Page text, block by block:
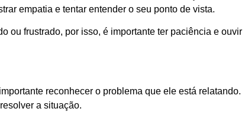
empatia e tentar entender o seu ponto de vista.
ou frustrado, por isso, é importante ter paciência e ouvir
reconhecer o problema que ele está relatando.
a situação.